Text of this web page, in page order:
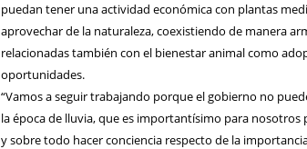
puedan tener una actividad económica con plantas
aprovechar de la naturaleza, coexistiendo de manera
relacionadas también con el bienestar animal como
oportunidades.
“Vamos a seguir trabajando porque el gobierno no
la época de lluvia, que es importantísimo para
y sobre todo hacer conciencia respecto de la